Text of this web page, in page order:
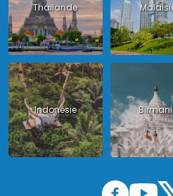
Thailande
Indonésie